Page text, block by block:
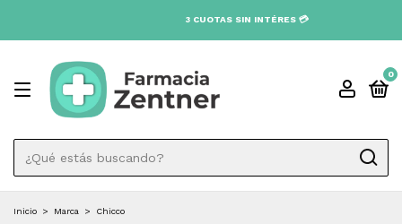
3 CUOTAS SIN INTÉRES 💳
0
Inicio > Marca > Chicco